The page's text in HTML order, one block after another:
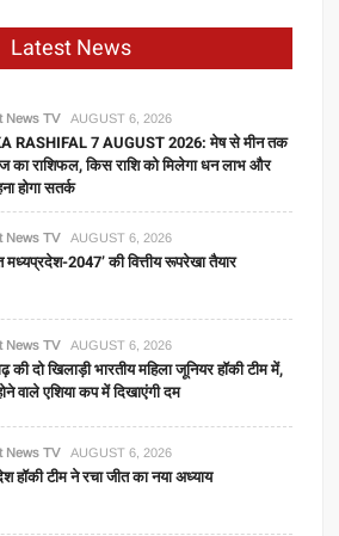
Latest News
News TV AUGUST 6, 2026
RASHIFAL 7 AUGUST 2026: मेष से मीन तक
का राशिफल, किस राशि को मिलेगा धन लाभ और
होगा सतर्क
News TV AUGUST 6, 2026
मध्यप्रदेश-2047’ की वित्तीय रूपरेखा तैयार
News TV AUGUST 6, 2026
की दो खिलाड़ी भारतीय महिला जूनियर हॉकी टीम में,
वाले एशिया कप में दिखाएंगी दम
News TV AUGUST 6, 2026
हॉकी टीम ने रचा जीत का नया अध्याय